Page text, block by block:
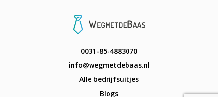
0031-85-4883070
info@wegmetdebaas.nl
Alle bedrijfsuitjes
Blogs